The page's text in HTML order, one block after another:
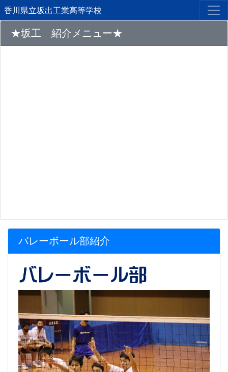
香川県立坂出工業高等学校
★坂工 紹介メニュー★
バレーボール部紹介